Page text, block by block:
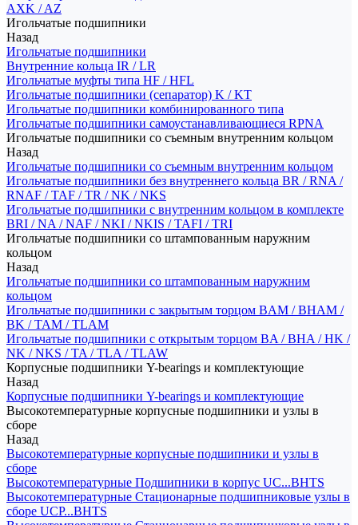
AXK / AZ
Игольчатые подшипники
Назад
Игольчатые подшипники
Внутренние кольца IR / LR
Игольчатые муфты типа HF / HFL
Игольчатые подшипники (сепаратор) K / KT
Игольчатые подшипники комбинированного типа
Игольчатые подшипники самоустанавливающиеся RPNA
Игольчатые подшипники со съемным внутренним кольцом
Назад
Игольчатые подшипники со съемным внутренним кольцом
Игольчатые подшипники без внутреннего кольца BR / RNA /
RNAF / TAF / TR / NK / NKS
Игольчатые подшипники с внутренним кольцом в комплекте
BRI / NA / NAF / NKI / NKIS / TAFI / TRI
Игольчатые подшипники со штампованным наружним
кольцом
Назад
Игольчатые подшипники со штампованным наружним
кольцом
Игольчатые подшипники с закрытым торцом BAM / BHAM /
BK / TAM / TLAM
Игольчатые подшипники с открытым торцом BA / BHA / HK /
NK / NKS / TA / TLA / TLAW
Корпусные подшипники Y-bearings и комплектующие
Назад
Корпусные подшипники Y-bearings и комплектующие
Высокотемпературные корпусные подшипники и узлы в
сборе
Назад
Высокотемпературные корпусные подшипники и узлы в
сборе
Высокотемпературные Подшипники в корпус UC...BHTS
Высокотемпературные Стационарные подшипниковые узлы в
сборе UCP...BHTS